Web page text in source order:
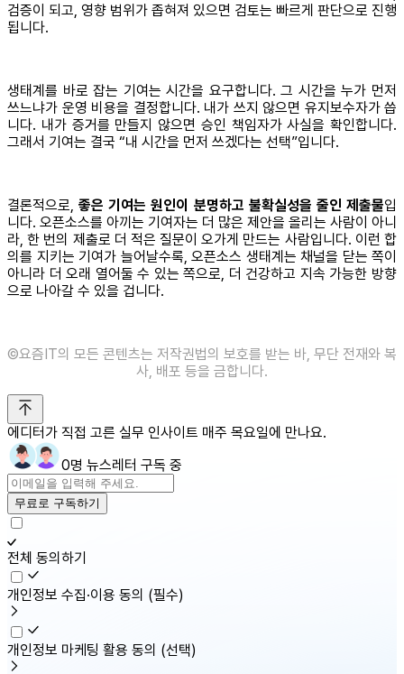
검증이 되고, 영향 범위가 좁혀져 있으면 검토는 빠르게 판단으로 진행
됩니다.
생태계를 바로 잡는 기여는 시간을 요구합니다. 그 시간을 누가 먼저
쓰느냐가 운영 비용을 결정합니다. 내가 쓰지 않으면 유지보수자가 씁
니다. 내가 증거를 만들지 않으면 승인 책임자가 사실을 확인합니다.
그래서 기여는 결국 “내 시간을 먼저 쓰겠다는 선택”입니다.
결론적으로,좋은 기여는 원인이 분명하고 불확실성을 줄인 제출물입
니다. 오픈소스를 아끼는 기여자는 더 많은 제안을 올리는 사람이 아니
라, 한 번의 제출로 더 적은 질문이 오가게 만드는 사람입니다. 이런 합
의를 지키는 기여가 늘어날수록, 오픈소스 생태계는 채널을 닫는 쪽이
아니라 더 오래 열어둘 수 있는 쪽으로, 더 건강하고 지속 가능한 방향
으로 나아갈 수 있을 겁니다.
©️요즘IT의 모든 콘텐츠는 저작권법의 보호를 받는 바, 무단 전재와 복
사, 배포 등을 금합니다.
에디터가 직접 고른 실무 인사이트 매주 목요일에 만나요.
0명 뉴스레터 구독 중
무료로 구독하기
전체 동의하기
개인정보 수집·이용 동의 (필수)
개인정보 마케팅 활용 동의 (선택)